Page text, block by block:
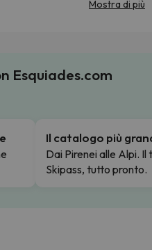
Mostra di più
Esquiades.com
Il catalogo più
Dai Pirenei alle Alpi. Il
Skipass, tutto pronto.